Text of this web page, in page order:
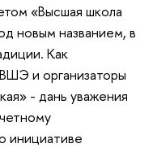
«Высшая школа
новым названием, в
Как
и организаторы
- дань уважения
инициативе